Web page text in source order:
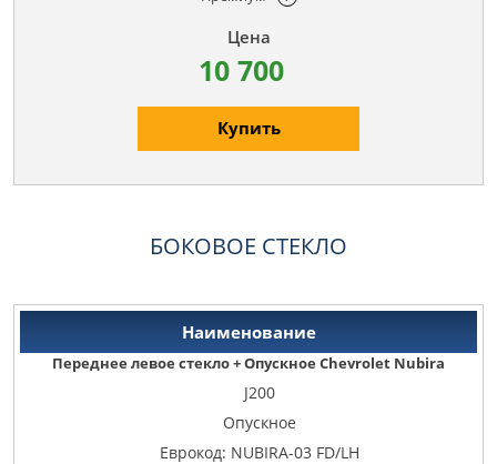
10 700
Купить
БОКОВОЕ СТЕКЛО
Переднее левое стекло + Опускное Chevrolet Nubira
J200
Опускное
Еврокод: NUBIRA-03 FD/LH